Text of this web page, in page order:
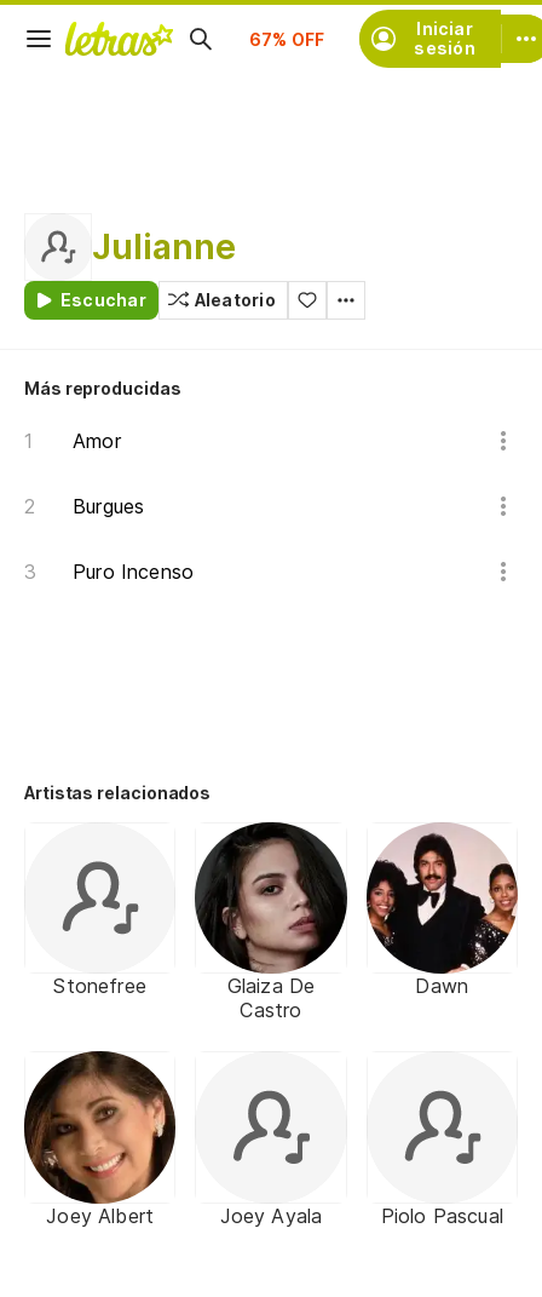
Iniciar
sesión
Suscríbete
Julianne
Escuchar Aleatorio
Más reproducidas
Amor
Burgues
Puro Incenso
Artistas relacionados
Stonefree
Glaiza De
Castro
Dawn
Joey Albert Joey Ayala Piolo Pascual